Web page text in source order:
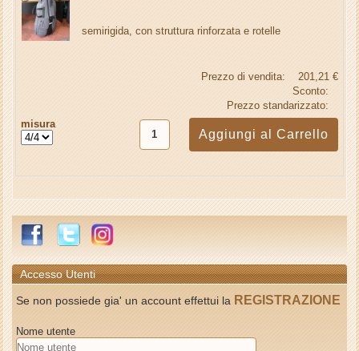
semirigida, con struttura rinforzata e rotelle
Prezzo di vendita:
201,21 €
Sconto:
Prezzo standarizzato:
misura
Accesso Utenti
Se non possiede gia' un account effettui la REGISTRAZIONE
Nome utente